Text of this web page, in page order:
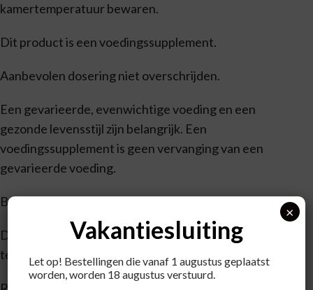
kamertemperatuur bewaren.
Dit product is een voedingssupplement.
Aanbevolen dosering niet overschrijden.
Een gevarieerde, evenwichtige voeding en een
gezonde levensstijl zijn belangrijk. Een
voedingssupplement is geen vervanging van een
gevarieerde voeding.
Buiten bereik van jonge kinderen houden.
Droog, afgesloten en bij kamertemperatuur bewaren,
tenzij anders geadviseerd op het etiket.
Vakantiesluiting
Let op! Bestellingen die vanaf 1 augustus geplaatst
worden, worden 18 augustus verstuurd.
×